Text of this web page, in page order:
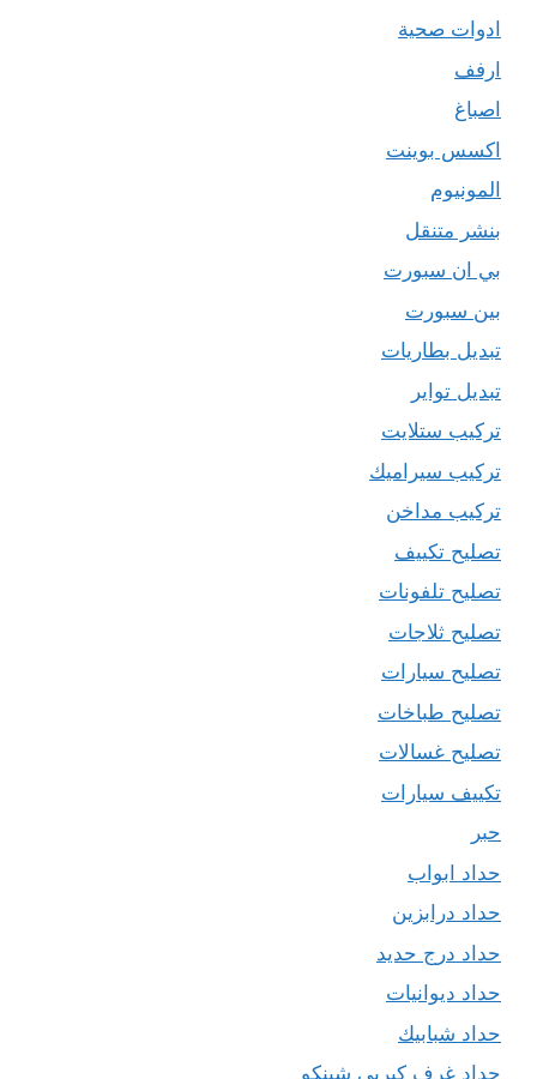
ادوات صحية
ارفف
اصباغ
اكسس بوينت
المونيوم
بنشر متنقل
بي ان سبورت
بين سبورت
تبديل بطاريات
تبديل تواير
تركيب ستلايت
تركيب سيراميك
تركيب مداخن
تصليح تكييف
تصليح تلفونات
تصليح ثلاجات
تصليح سيارات
تصليح طباخات
تصليح غسالات
تكييف سيارات
حبر
حداد ابواب
حداد درابزين
حداد درج حديد
حداد ديوانيات
حداد شبابيك
حداد غرف كيربي شينكو